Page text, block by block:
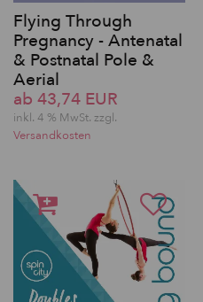
Flying Through
Pregnancy - Antenatal
& Postnatal Pole &
Aerial
ab 43,74 EUR
inkl. 4 % MwSt. zzgl.
Versandkosten